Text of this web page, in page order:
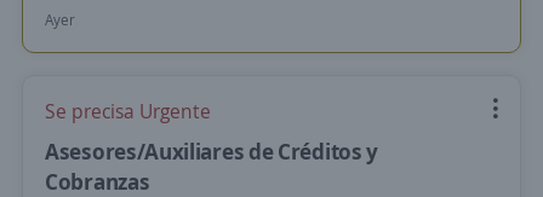
Ayer
Se precisa Urgente
Asesores/Auxiliares de Créditos y
Cobranzas